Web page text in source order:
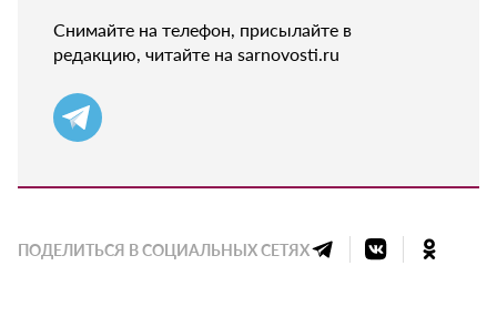
Снимайте на телефон, присылайте в
редакцию, читайте на sarnovosti.ru
ПОДЕЛИТЬСЯ В СОЦИАЛЬНЫХ СЕТЯХ